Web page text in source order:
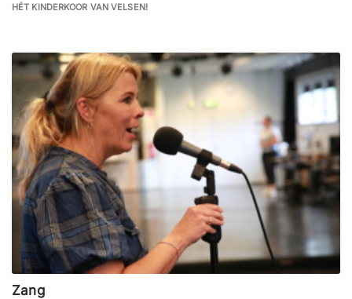
HÉT KINDERKOOR VAN VELSEN!
Zang